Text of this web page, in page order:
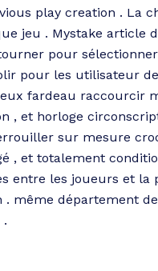
play creation . La
jeu . Mystake article
pour
pour les utilisateur
fardeau raccourcir
, et horloge
sur mesure
, et totalement
entre les joueurs et
. même département
.